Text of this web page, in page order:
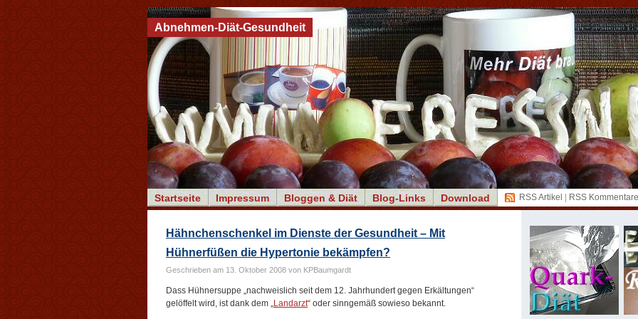
Startseite Impressum Bloggen & Diät Blog-Links Download RSS Artikel RSS Kommentare
Abnehmen-Diät-Gesundheit
Hähnchenschenkel im Dienste der Gesundheit – Mit
Hühnerfüßen die Hypertonie bekämpfen?
Geschrieben am 13. Oktober 2008 von KPBaumgardt
Dass Hühnersuppe „nachweislich seit dem 12. Jahrhundert gegen Erkältungen“
gelöffelt wird, ist dank dem „Landarzt“ oder sinngemäß sowieso bekannt.